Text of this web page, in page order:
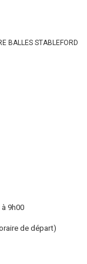
BALLES STABLEFORD
9h00
de départ)